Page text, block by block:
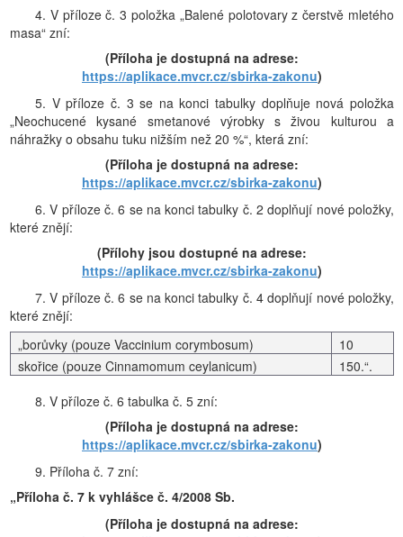
4. V příloze č. 3 položka „Balené polotovary z čerstvě mletého
masa“ zní:
(Příloha je dostupná na adrese:
https://aplikace.mvcr.cz/sbirka-zakonu)
5. V příloze č. 3 se na konci tabulky doplňuje nová položka
„Neochucené kysané smetanové výrobky s živou kulturou a
náhražky o obsahu tuku nižším než 20 %“, která zní:
(Příloha je dostupná na adrese:
https://aplikace.mvcr.cz/sbirka-zakonu)
6. V příloze č. 6 se na konci tabulky č. 2 doplňují nové položky,
které znějí:
(Přílohy jsou dostupné na adrese:
https://aplikace.mvcr.cz/sbirka-zakonu)
7. V příloze č. 6 se na konci tabulky č. 4 doplňují nové položky,
které znějí:
„borůvky (pouze Vaccinium corymbosum)
10
skořice (pouze Cinnamomum ceylanicum)
150.“.
8. V příloze č. 6 tabulka č. 5 zní:
(Příloha je dostupná na adrese:
https://aplikace.mvcr.cz/sbirka-zakonu)
9. Příloha č. 7 zní:
„Příloha č. 7 k vyhlášce č. 4/2008 Sb.
(Příloha je dostupná na adrese: